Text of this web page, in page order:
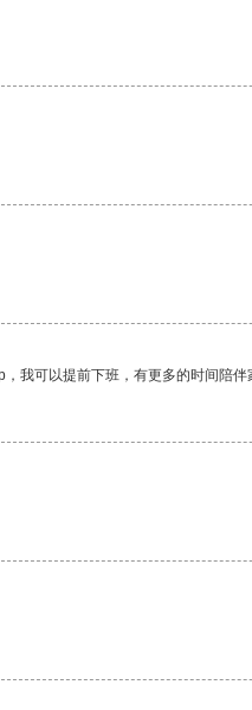
我可以提前下班，有更多的时间陪伴